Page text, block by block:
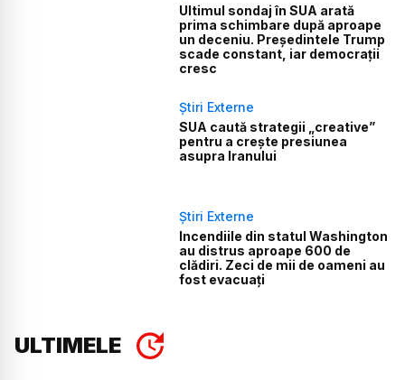
Ultimul sondaj în SUA arată
prima schimbare după aproape
un deceniu. Președintele Trump
scade constant, iar democrații
cresc
Știri Externe
SUA caută strategii „creative”
pentru a crește presiunea
asupra Iranului
Știri Externe
Incendiile din statul Washington
au distrus aproape 600 de
clădiri. Zeci de mii de oameni au
fost evacuați
ULTIMELE